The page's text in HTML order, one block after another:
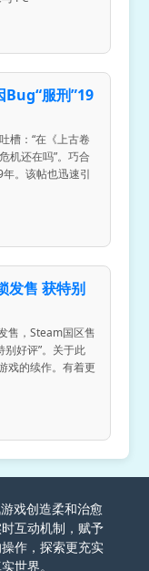
Bug“服刑”19
槽：“在《上古卷
机还在吗”。巧合
。该帖也迅速引
发售 获特别
售，Steam国区售
别好评”。关于此
戏的续作。有着更
戏创造柔和治愈
互动机制，赋予
作，探索更充实
世界。